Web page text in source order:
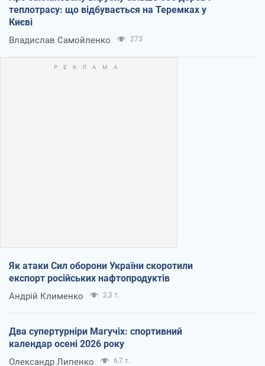
теплотрасу: що відбувається на Теремках у
Києві
Владислав Самойленко 273
Як атаки Сил оборони України скоротили
експорт російських нафтопродуктів
Андрій Клименко 2,3 т.
Два супертурніри Магучіх: спортивний
календар осені 2026 року
Олександр Липенко 6,7 т.